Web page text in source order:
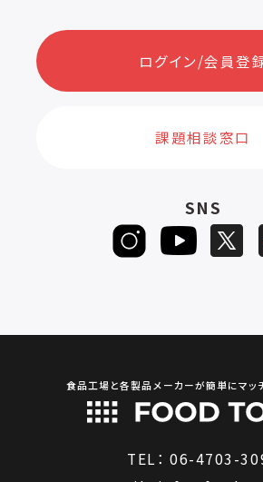
ログイン/会員登
課題相談窓口
SNS
食品工場と各製品メーカーが簡単にマッ
TEL：06-4703-